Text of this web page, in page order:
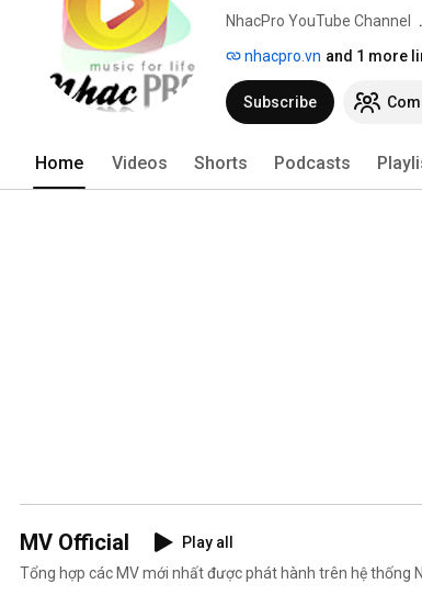
NhacPro YouTube Channel
nhacpro.vn and 1 more
Subscribe
Home Videos Shorts Podcasts
MV Official
Play all
Tổng hợp các MV mới nhất được phát hành trên hệ thống